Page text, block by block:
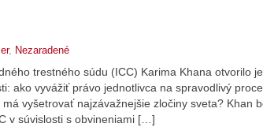
, Nezaradené
trestného súdu (ICC) Karima Khana otvorilo
ako vyvážiť právo jednotlivca na spravodlivý
vyšetrovať najzávažnejšie zločiny sveta? Khan
v súvislosti s obvineniami […]